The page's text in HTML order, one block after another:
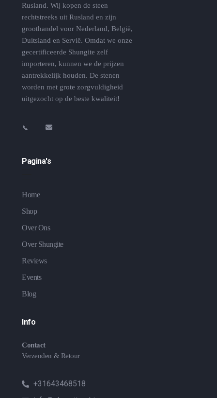
Rusland. Wij kopen de steen
rechtstreeks uit Rusland en zijn
groothandel voor Nederland, België,
Duitsland en Servië. Omdat we onze
gecertificeerde Shungite zelf
importeren, kunnen we de prijzen
aantrekkelijk houden. De stenen
worden met grote zorgvuldigheid
uitgezocht op de beste kwaliteit!
Pagina's
Home
Shop
Over Ons
Over Shungite
Reviews
Events
Blog
Info
Contact
Verzenden & Retour
+31643468518